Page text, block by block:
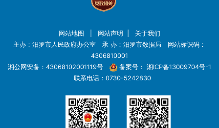
网站地图 网站声明
关于我们
主办：汨罗市人民政府办公室 承 办：汨罗市数据局 网站标识码：
4306810001
湘公网安备：43068102001119号
备案号： 湘ICP备13009704号-1
联系电话：0730-5242830